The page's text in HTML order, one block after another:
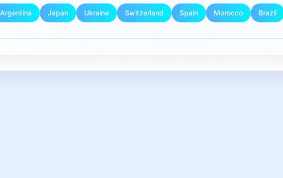
Argentina Japan Ukraine Switzerland Spain Morocco Brazil